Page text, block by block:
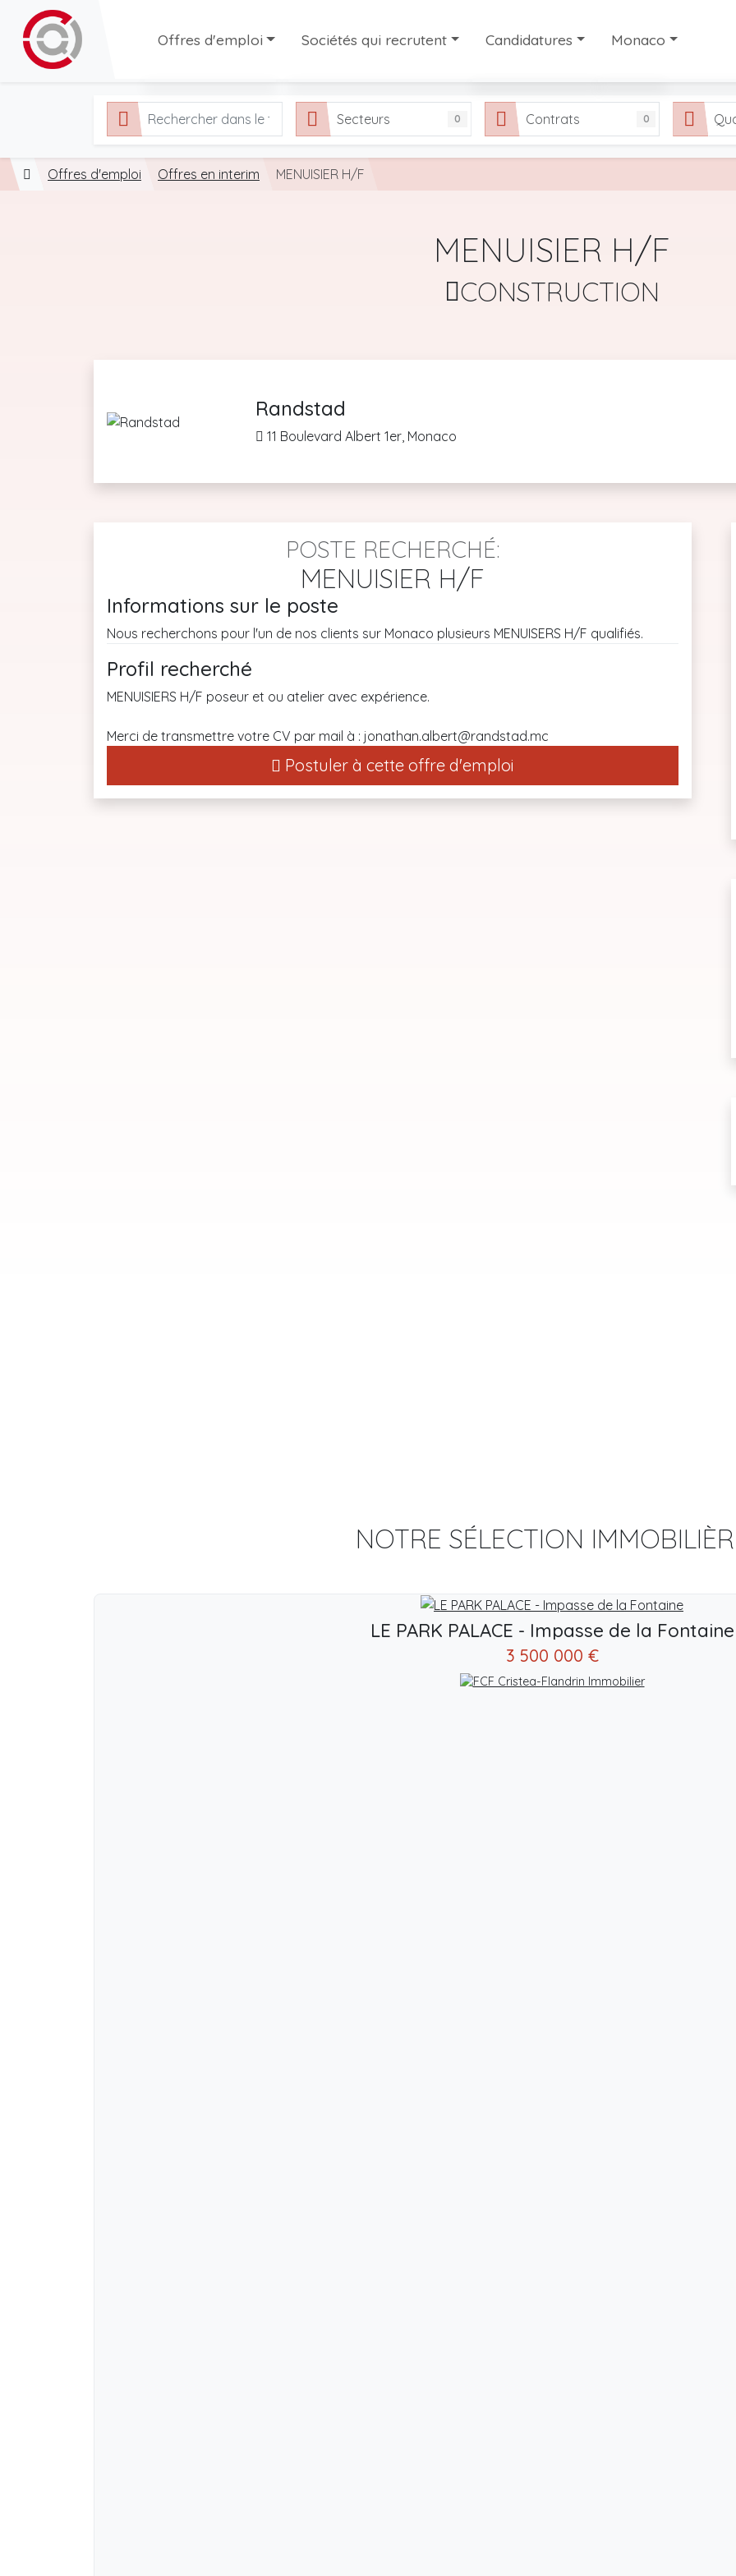
Offres d'emploi
Offres en CDI
Offres en CDD
Sociétés qui recrutent
Agences d'interim et de recrutement à Monaco
Candidatures
Partager votre candidature
Monaco
Notre sélection de
Secteurs 0 Contrats 0
Offres d'emploi Offres en interim MENUISIER H/F
MENUISIER H/F
CONSTRUCTION
Randstad
11 Boulevard Albert 1er, Monaco
POSTE RECHERCHÉ:
MENUISIER H/F
Informations sur le poste
Nous recherchons pour l'un de nos clients sur Monaco plusieurs MENUISERS H/F qualifiés.
Profil recherché
MENUISIERS H/F poseur et ou atelier avec expérience.
Merci de transmettre votre CV par mail à : jonathan.albert@randstad.mc
Postuler à cette offre d'emploi
NOTRE SÉLECTION
LE PARK PALACE - Impasse de la Fontaine
3 500 000 €